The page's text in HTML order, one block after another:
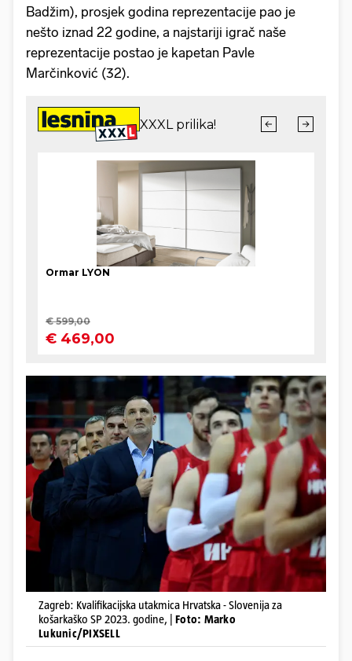
Badžim), prosjek godina reprezentacije pao je
nešto iznad 22 godine, a najstariji igrač naše
reprezentacije postao je kapetan Pavle
Marčinković (32).
Zagreb: Kvalifikacijska utakmica Hrvatska - Slovenija za
košarkaško SP 2023. godine, | Foto: Marko
Lukunic/PIXSELL